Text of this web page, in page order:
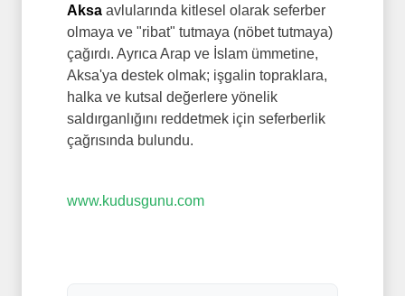
Aksa avlularında kitlesel olarak seferber
olmaya ve "ribat" tutmaya (nöbet tutmaya)
çağırdı. Ayrıca Arap ve İslam ümmetine,
Aksa'ya destek olmak; işgalin topraklara,
halka ve kutsal değerlere yönelik
saldırganlığını reddetmek için seferberlik
çağrısında bulundu.
www.kudusgunu.com